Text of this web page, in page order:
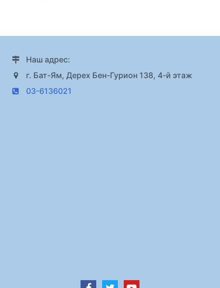
Наш адрес:
г. Бат-Ям, Дерех Бен-Гурион 138, 4-й этаж
03-6136021